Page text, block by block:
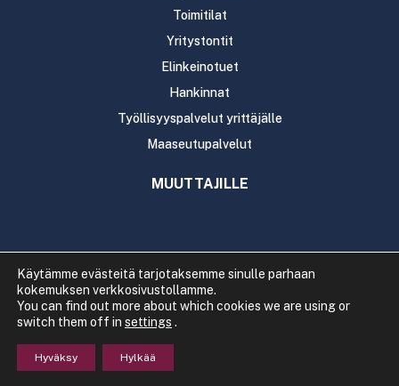
Toimitilat
Yritystontit
Elinkeinotuet
Hankinnat
Työllisyyspalvelut yrittäjälle
Maaseutupalvelut
MUUTTAJILLE
Copyright 2020 Rautavaaran kunta
TietosuojaSaavutettavuus
Käytämme evästeitä tarjotaksemme sinulle parhaan
kokemuksen verkkosivustollamme.
You can find out more about which cookies we are using or
switch them off in settings .
Hyväksy Hylkää